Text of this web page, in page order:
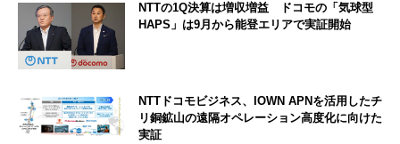
NTTの1Q決算は増収増益 ドコモの「気球型
HAPS」は9月から能登エリアで実証開始
NTTドコモビジネス、IOWN APNを活用したチ
リ銅鉱山の遠隔オペレーション高度化に向けた
実証